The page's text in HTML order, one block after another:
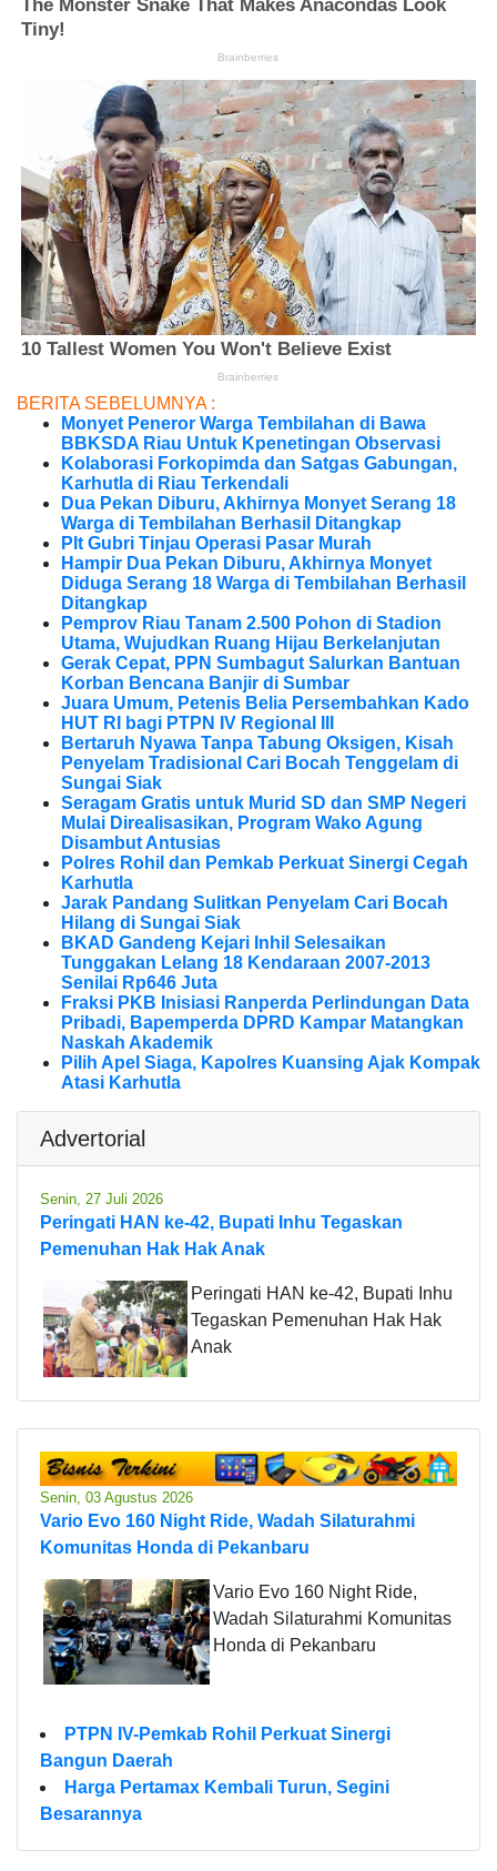
BERITA SEBELUMNYA :
Monyet Peneror Warga Tembilahan di Bawa
BBKSDA Riau Untuk Kpenetingan Observasi
Kolaborasi Forkopimda dan Satgas Gabungan,
Karhutla di Riau Terkendali
Dua Pekan Diburu, Akhirnya Monyet Serang 18
Warga di Tembilahan Berhasil Ditangkap
Plt Gubri Tinjau Operasi Pasar Murah
Hampir Dua Pekan Diburu, Akhirnya Monyet
Diduga Serang 18 Warga di Tembilahan Berhasil
Ditangkap
Pemprov Riau Tanam 2.500 Pohon di Stadion
Utama, Wujudkan Ruang Hijau Berkelanjutan
Gerak Cepat, PPN Sumbagut Salurkan Bantuan
Korban Bencana Banjir di Sumbar
Juara Umum, Petenis Belia Persembahkan Kado
HUT RI bagi PTPN IV Regional III
Bertaruh Nyawa Tanpa Tabung Oksigen, Kisah
Penyelam Tradisional Cari Bocah Tenggelam di
Sungai Siak
Seragam Gratis untuk Murid SD dan SMP Negeri
Mulai Direalisasikan, Program Wako Agung
Disambut Antusias
Polres Rohil dan Pemkab Perkuat Sinergi Cegah
Karhutla
Jarak Pandang Sulitkan Penyelam Cari Bocah
Hilang di Sungai Siak
BKAD Gandeng Kejari Inhil Selesaikan
Tunggakan Lelang 18 Kendaraan 2007-2013
Senilai Rp646 Juta
Fraksi PKB Inisiasi Ranperda Perlindungan Data
Pribadi, Bapemperda DPRD Kampar Matangkan
Naskah Akademik
Pilih Apel Siaga, Kapolres Kuansing Ajak Kompak
Atasi Karhutla
Advertorial
Senin, 27 Juli 2026
Peringati HAN ke-42, Bupati Inhu Tegaskan
Pemenuhan Hak Hak Anak
Peringati HAN ke-42, Bupati Inhu
Tegaskan Pemenuhan Hak Hak
Anak
Senin, 03 Agustus 2026
Vario Evo 160 Night Ride, Wadah Silaturahmi
Komunitas Honda di Pekanbaru
Vario Evo 160 Night Ride,
Wadah Silaturahmi Komunitas
Honda di Pekanbaru
PTPN IV-Pemkab Rohil Perkuat Sinergi
Bangun Daerah
Harga Pertamax Kembali Turun, Segini
Besarannya